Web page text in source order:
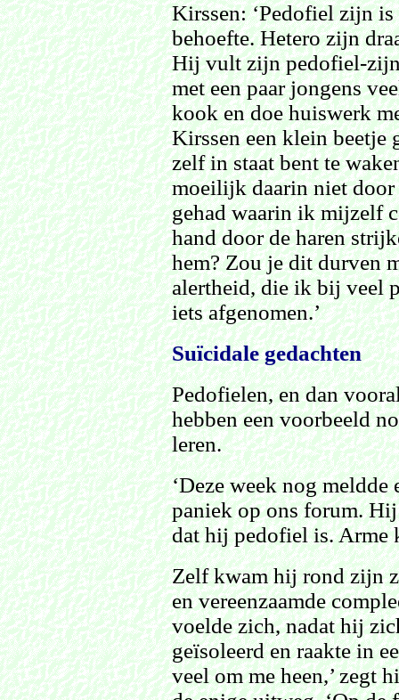
Kirssen: ‘Pedofiel zijn is
behoefte. Hetero zijn
Hij vult zijn pedofiel-zijn
met een paar jongens
kook en doe huiswerk
Kirssen een klein beetje
zelf in staat bent te
moeilijk daarin niet door
gehad waarin ik mijzelf
hand door de haren
hem? Zou je dit durven
alertheid, die ik bij veel
iets afgenomen.’
Suïcidale gedachten
Pedofielen, en dan
hebben een voorbeeld
leren.
‘Deze week nog
paniek op ons forum.
dat hij pedofiel is. Arme
Zelf kwam hij rond zijn
en vereenzaamde
voelde zich, nadat hij
geïsoleerd en raakte in
veel om me heen,’ zegt